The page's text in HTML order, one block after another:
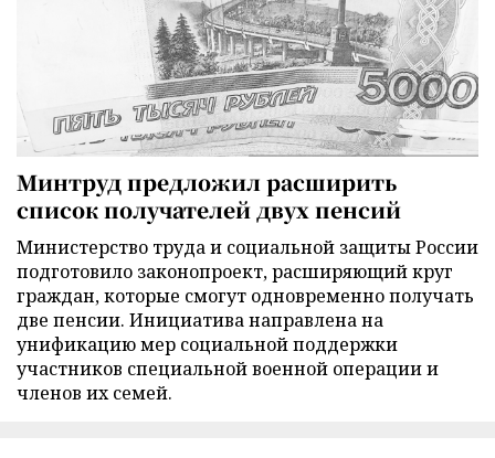
Минтруд предложил расширить
список получателей двух пенсий
Министерство труда и социальной защиты России
подготовило законопроект, расширяющий круг
граждан, которые смогут одновременно получать
две пенсии. Инициатива направлена на
унификацию мер социальной поддержки
участников специальной военной операции и
членов их семей.